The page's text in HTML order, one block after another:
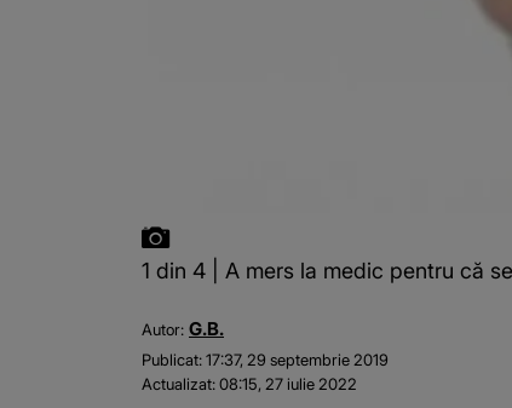
1 din 4 | A mers la medic pentru că
Autor: G.B.
Publicat:17:37, 29 septembrie 2019
Actualizat:08:15, 27 iulie 2022